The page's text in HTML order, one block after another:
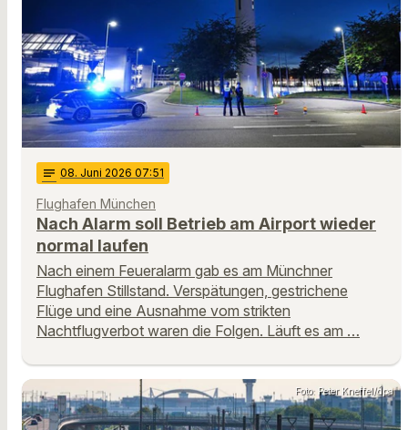
notes 08. Juni 2026 07:51
Flughafen München
Nach Alarm soll Betrieb am Airport wieder
normal laufen
Nach einem Feueralarm gab es am Münchner
Flughafen Stillstand. Verspätungen, gestrichene
Flüge und eine Ausnahme vom strikten
Nachtflugverbot waren die Folgen. Läuft es am …
Foto: Peter Kneffel/dpa